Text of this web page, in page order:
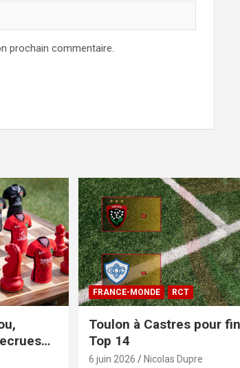
prochain commentaire.
FRANCE-MONDE RCT
Toulon à Castres pour
Top 14
6 juin 2026 Nicolas Dupre